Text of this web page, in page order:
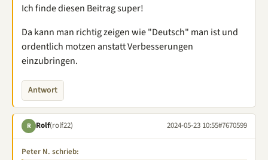
Ich finde diesen Beitrag super!
Da kann man richtig zeigen wie "Deutsch" man ist und
ordentlich motzen anstatt Verbesserungen
einzubringen.
Antwort
R Rolf(rolf22) 2024-05-23 10:55#7670599
Peter N. schrieb: